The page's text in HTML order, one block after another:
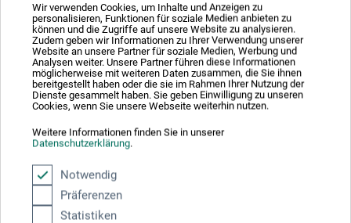
Wir verwenden Cookies, um Inhalte und Anzeigen zu
personalisieren, Funktionen für soziale Medien anbieten zu
können und die Zugriffe auf unsere Website zu analysieren.
Zudem geben wir Informationen zu Ihrer Verwendung unserer
Website an unsere Partner für soziale Medien, Werbung und
Analysen weiter. Unsere Partner führen diese Informationen
möglicherweise mit weiteren Daten zusammen, die Sie ihnen
bereitgestellt haben oder die sie im Rahmen Ihrer Nutzung der
Dienste gesammelt haben. Sie geben Einwilligung zu unseren
Cookies, wenn Sie unsere Webseite weiterhin nutzen.
Weitere Informationen finden Sie in unserer
Datenschutzerklärung.
Notwendig
Präferenzen
Statistiken
Signature of Nature
Linografisk trykplade
fra16,00 DKK *
1 qm = 512,82 DKK / (netto: 410,26 DKK)
plus forsendelse